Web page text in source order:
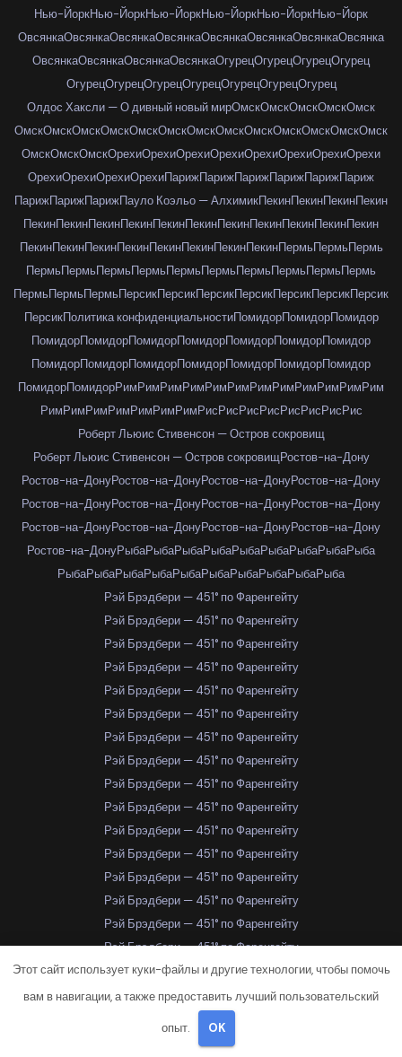
Нью-ЙоркНью-ЙоркНью-ЙоркНью-ЙоркНью-ЙоркНью-Йорк
ОвсянкаОвсянкаОвсянкаОвсянкаОвсянкаОвсянкаОвсянкаОвсянка
ОвсянкаОвсянкаОвсянкаОвсянкаОгурецОгурецОгурецОгурец
ОгурецОгурецОгурецОгурецОгурецОгурецОгурец
Олдос Хаксли — О дивный новый мирОмскОмскОмскОмскОмск
ОмскОмскОмскОмскОмскОмскОмскОмскОмскОмскОмскОмскОмск
ОмскОмскОмскОрехиОрехиОрехиОрехиОрехиОрехиОрехиОрехи
ОрехиОрехиОрехиОрехиПарижПарижПарижПарижПарижПариж
ПарижПарижПарижПауло Коэльо — АлхимикПекинПекинПекинПекин
ПекинПекинПекинПекинПекинПекинПекинПекинПекинПекинПекин
ПекинПекинПекинПекинПекинПекинПекинПекинПермьПермьПермь
ПермьПермьПермьПермьПермьПермьПермьПермьПермьПермь
ПермьПермьПермьПерсикПерсикПерсикПерсикПерсикПерсикПерсик
ПерсикПолитика конфиденциальностиПомидорПомидорПомидор
ПомидорПомидорПомидорПомидорПомидорПомидорПомидор
ПомидорПомидорПомидорПомидорПомидорПомидорПомидор
ПомидорПомидорРимРимРимРимРимРимРимРимРимРимРимРим
РимРимРимРимРимРимРимРисРисРисРисРисРисРисРис
Роберт Льюис Стивенсон — Остров сокровищ
Роберт Льюис Стивенсон — Остров сокровищРостов-на-Дону
Ростов-на-ДонуРостов-на-ДонуРостов-на-ДонуРостов-на-Дону
Ростов-на-ДонуРостов-на-ДонуРостов-на-ДонуРостов-на-Дону
Ростов-на-ДонуРостов-на-ДонуРостов-на-ДонуРостов-на-Дону
Ростов-на-ДонуРыбаРыбаРыбаРыбаРыбаРыбаРыбаРыбаРыба
РыбаРыбаРыбаРыбаРыбаРыбаРыбаРыбаРыбаРыба
Рэй Брэдбери — 451° по Фаренгейту
Рэй Брэдбери — 451° по Фаренгейту
Рэй Брэдбери — 451° по Фаренгейту
Рэй Брэдбери — 451° по Фаренгейту
Рэй Брэдбери — 451° по Фаренгейту
Рэй Брэдбери — 451° по Фаренгейту
Рэй Брэдбери — 451° по Фаренгейту
Рэй Брэдбери — 451° по Фаренгейту
Рэй Брэдбери — 451° по Фаренгейту
Рэй Брэдбери — 451° по Фаренгейту
Рэй Брэдбери — 451° по Фаренгейту
Рэй Брэдбери — 451° по Фаренгейту
Рэй Брэдбери — 451° по Фаренгейту
Рэй Брэдбери — 451° по Фаренгейту
Рэй Брэдбери — 451° по Фаренгейту
Рэй Брэдбери — 451° по Фаренгейту
Рэй Брэдбери — 451° по Фаренгейту
Рэй Брэдбери — 451° по Фаренгейту
Рэй Брэдбери — 451° по Фаренгейту
Рэй Брэдбери — 451° по Фаренгейту
Этот сайт использует куки-файлы и другие технологии, чтобы помочь
вам в навигации, а также предоставить лучший пользовательский
опыт. OK